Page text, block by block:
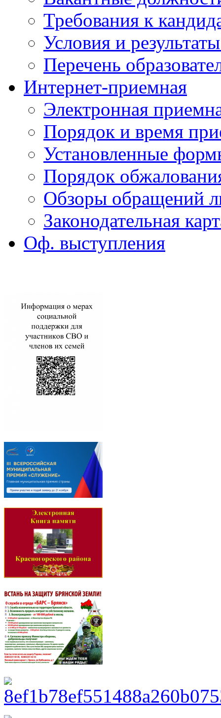
Требования к
Условия и
Перечень
Интернет-приемная
Электронная
Порядок и время
Установленные
Порядок
Обзоры обращений
Законодательная
Оф. выступления